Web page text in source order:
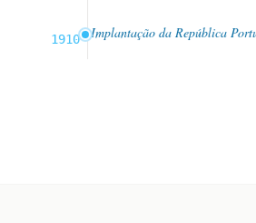
1910 Implantação da República